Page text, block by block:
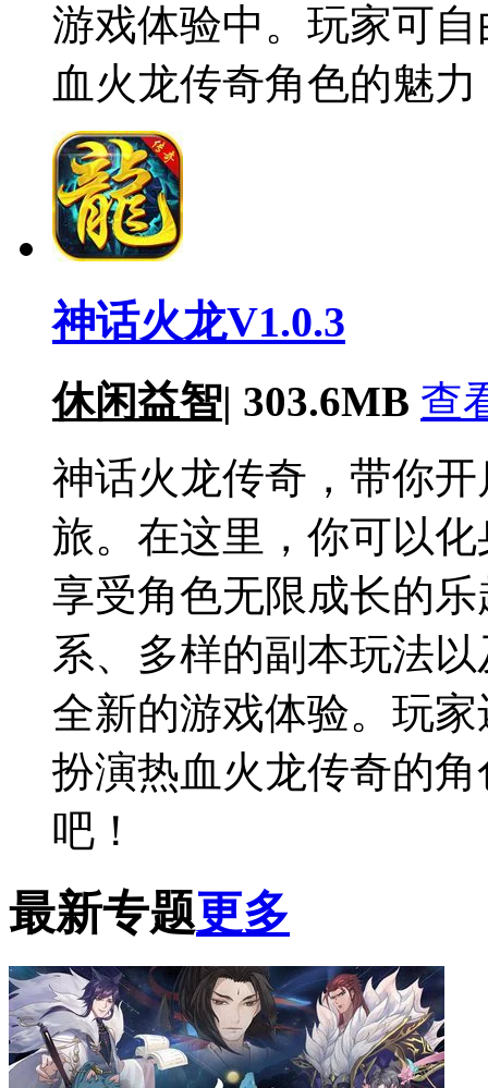
游戏体验中。玩家可
血火龙传奇角色的魅
神话火龙V1.0.3
休闲益智| 303.6MB 查
神话火龙传奇，带你
旅。在这里，你可以
享受角色无限成长的
系、多样的副本玩法
全新的游戏体验。玩
扮演热血火龙传奇的
吧！
最新专题更多